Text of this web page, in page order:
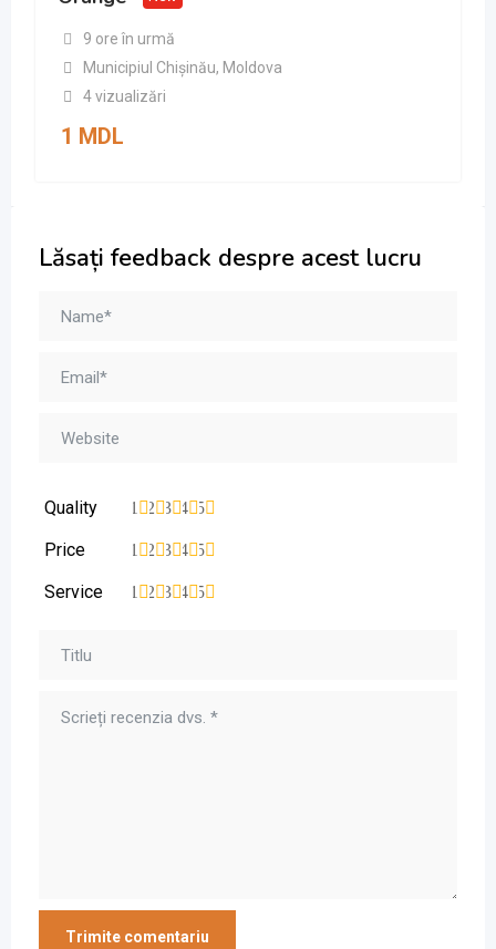
9 ore în urmă
Municipiul Chișinău, Moldova
4 vizualizări
1 MDL
Lăsați feedback despre acest lucru
Quality 5
4
3
2
1
Price 5
4
3
2
1
Service 5
4
3
2
1